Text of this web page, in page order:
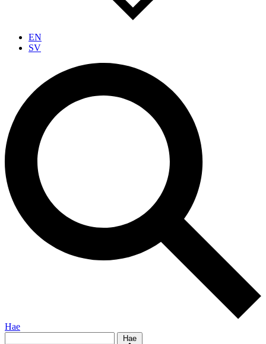
EN
SV
Hae
Hae